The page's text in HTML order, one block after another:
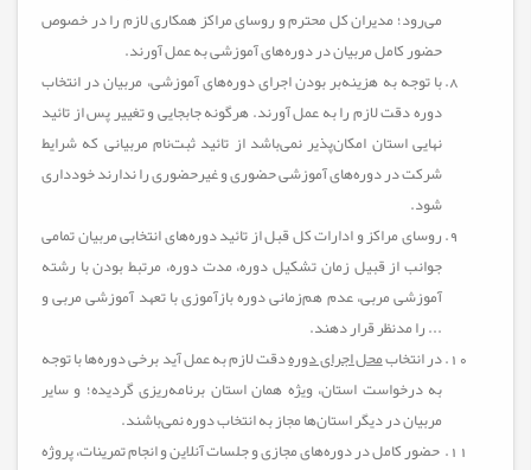
می‌رود؛ مدیران کل محترم و روسای مراکز همکاری لازم را در خصوص
حضور کامل مربیان در دوره‌های آموزشی به عمل آورند.
با توجه به هزينه‌بر بودن اجرای دوره‌های آموزشی، مربیان در انتخاب
دوره دقت لازم را به عمل آورند. هرگونه جابجایی و تغییر پس از تائید
نهایی استان امکان‌پذیر نمی‌باشد از تائید ثبت‌نام مربیانی که شرایط
شرکت در دوره‌های آموزشی حضوری و غیرحضوری را ندارند خودداری
شود.
روسای مراکز و ادارات کل قبل از تائید دوره‌های انتخابی مربیان تمامی
جوانب از قبیل زمان تشکیل دوره، مدت دوره، مرتبط بودن با رشته
آموزشی مربی، عدم هم‌زمانی دوره بازآموزی با تعهد آموزشی مربی و
... را مدنظر قرار دهند.
در انتخابمحل اجرای دورهدقت لازم به عمل آید برخی دوره‌ها با توجه
به درخواست استان، ویژه همان استان برنامه‌ریزی گردیده؛ و سایر
مربیان در دیگر استان‌ها مجاز به انتخاب دوره نمی‌باشند.
حضور کامل در دوره‌های مجازی و جلسات آنلاین و انجام تمرينات، پروژه